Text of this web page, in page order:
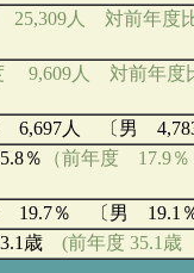
25,309人 対前年度
9,609人 対前年度
6,697人 〔男
％ （前年度 17.9
19.7％ 〔男 19.1
歳 (前年度 35.1 歳